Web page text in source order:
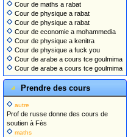
Cour de maths a rabat
Cour de physique a rabat
Cour de physique a rabat
Cour de economie a mohammedia
Cour de physique a kenitra
Cour de physique a fuck you
Cour de arabe a cours tce goulmima
Cour de arabe a cours tce goulmima
Prendre des cours
autre
Prof de russe donne des cours de
soutien à Fès
maths